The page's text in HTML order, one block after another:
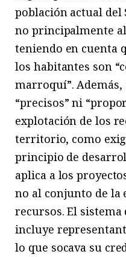
población actual del
no principalmente
teniendo en cuenta
los habitantes son
marroquí”. Además,
“precisos” ni
explotación de los
territorio, como
principio de
aplica a los
no al conjunto de la
recursos. El
incluye
lo que socava su